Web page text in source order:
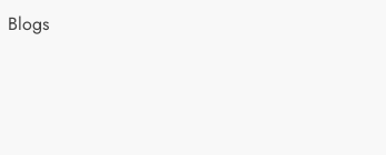
Blogs